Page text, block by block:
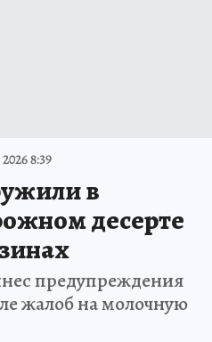
8:39
в
десерте
предупреждения
жалоб на молочную